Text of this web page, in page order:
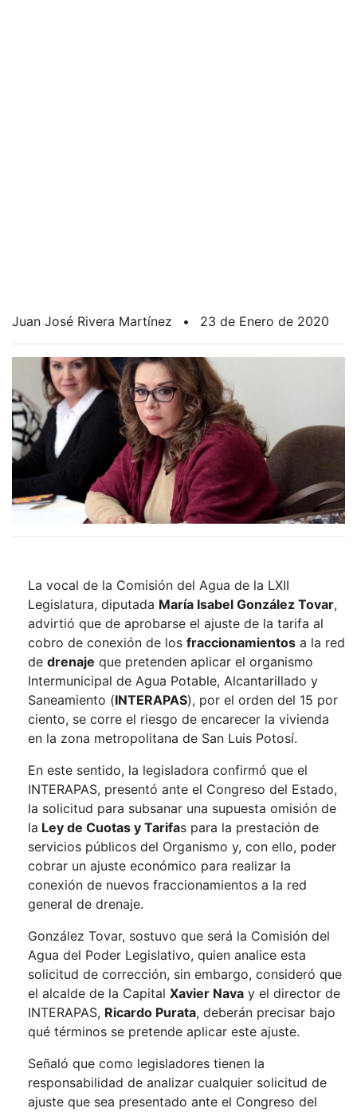
Juan José Rivera Martínez • 23 de Enero de 2020
La vocal de la Comisión del Agua de la LXII
Legislatura, diputada María Isabel González Tovar,
advirtió que de aprobarse el ajuste de la tarifa al
cobro de conexión de los fraccionamientos a la red
de drenaje que pretenden aplicar el organismo
Intermunicipal de Agua Potable, Alcantarillado y
Saneamiento (INTERAPAS), por el orden del 15 por
ciento, se corre el riesgo de encarecer la vivienda
en la zona metropolitana de San Luis Potosí.
En este sentido, la legisladora confirmó que el
INTERAPAS, presentó ante el Congreso del Estado,
la solicitud para subsanar una supuesta omisión de
la Ley de Cuotas y Tarifas para la prestación de
servicios públicos del Organismo y, con ello, poder
cobrar un ajuste económico para realizar la
conexión de nuevos fraccionamientos a la red
general de drenaje.
González Tovar, sostuvo que será la Comisión del
Agua del Poder Legislativo, quien analice esta
solicitud de corrección, sin embargo, consideró que
el alcalde de la Capital Xavier Nava y el director de
INTERAPAS, Ricardo Purata, deberán precisar bajo
qué términos se pretende aplicar este ajuste.
Señaló que como legisladores tienen la
responsabilidad de analizar cualquier solicitud de
ajuste que sea presentado ante el Congreso del